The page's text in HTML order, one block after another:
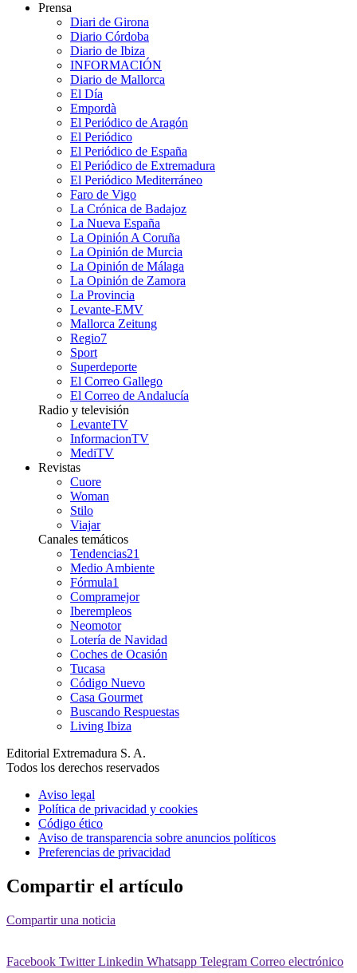
Prensa
Diari de Girona
Diario Córdoba
Diario de Ibiza
INFORMACIÓN
Diario de Mallorca
El Día
Empordà
El Periódico de Aragón
El Periódico
El Periódico de España
El Periódico de Extremadura
El Periódico Mediterráneo
Faro de Vigo
La Crónica de Badajoz
La Nueva España
La Opinión A Coruña
La Opinión de Murcia
La Opinión de Málaga
La Opinión de Zamora
La Provincia
Levante-EMV
Mallorca Zeitung
Regio7
Sport
Superdeporte
El Correo Gallego
El Correo de Andalucía
Radio y televisión
LevanteTV
InformacionTV
MediTV
Revistas
Cuore
Woman
Stilo
Viajar
Canales temáticos
Tendencias21
Medio Ambiente
Fórmula1
Compramejor
Iberempleos
Neomotor
Lotería de Navidad
Coches de Ocasión
Tucasa
Código Nuevo
Casa Gourmet
Buscando Respuestas
Living Ibiza
Editorial Extremadura S. A.
Todos los derechos reservados
Aviso legal
Política de privacidad y cookies
Código ético
Aviso de transparencia sobre anuncios políticos
Preferencias de privacidad
Compartir el artículo
Compartir una noticia
Facebook TwitterLinkedin Whatsapp Telegram Correo electrónico